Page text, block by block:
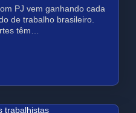
PJ vem ganhando cada
de trabalho brasileiro.
têm…